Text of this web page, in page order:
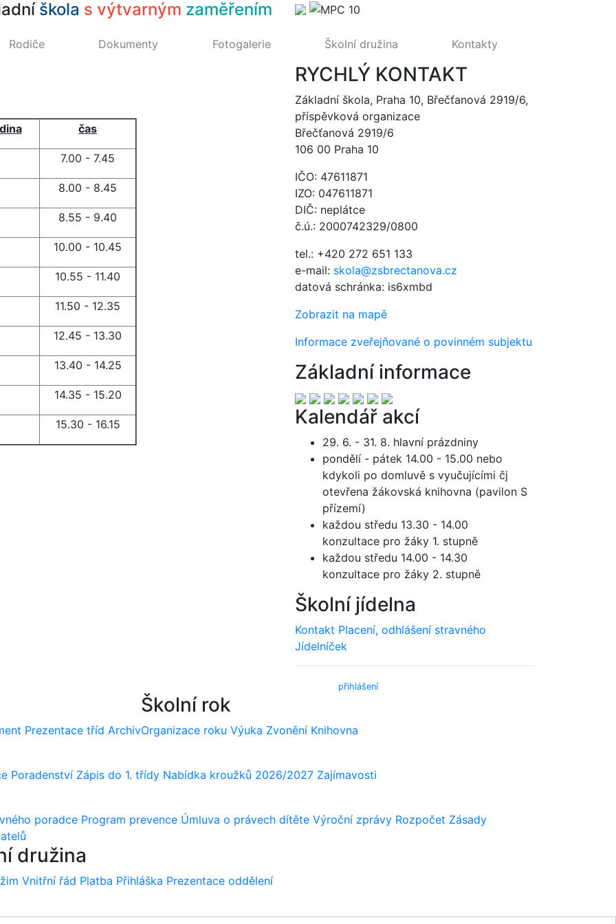
škola s výtvarným zaměřením
Rodiče Dokumenty Fotogalerie Školní družina Kontakty
čas
7.00 - 7.45
8.00 - 8.45
8.55 - 9.40
10.00 - 10.45
10.55 - 11.40
11.50 - 12.35
12.45 - 13.30
13.40 - 14.25
14.35 - 15.20
15.30 - 16.15
RYCHLÝ KONTAKT
Základní škola, Praha 10, Břečťanová 2919/6,
příspěvková organizace
Břečťanová 2919/6
106 00 Praha 10
IČO: 47611871
IZO: 047611871
DIČ: neplátce
č.ú.: 2000742329/0800
tel.: +420 272 651 133
e-mail: skola@zsbrectanova.cz
datová schránka: is6xmbd
Zobrazit na mapě
Informace zveřejňované o povinném subjektu
Základní informace
Kalendář akcí
29. 6. - 31. 8. hlavní prázdniny
pondělí - pátek 14.00 - 15.00 nebo
kdykoli po domluvě s vyučujícími čj
otevřena žákovská knihovna (pavilon S
přízemí)
každou středu 13.30 - 14.00
konzultace pro žáky 1. stupně
každou středu 14.00 - 14.30
konzultace pro žáky 2. stupně
Školní jídelna
Kontakt Placení, odhlášení stravného
Jídelníček
přihlášení)
Prezentace tříd Archiv
Školní rok
Organizace roku Výuka Zvonění Knihovna
Poradenství Zápis do 1. třídy Nabídka kroužků 2026/2027 Zajímavosti
poradce Program prevence Úmluva o právech dítěte Výroční zprávy Rozpočet Zásady
družina
Vnitřní řád Platba Přihláška Prezentace oddělení